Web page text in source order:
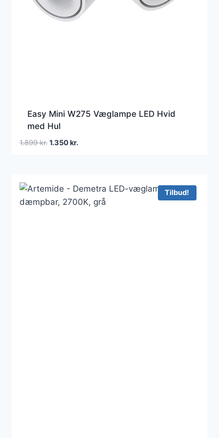
Easy Mini W275 Væglampe LED Hvid
med Hul
1.899kr. Den
1.899 kr..
1.350 kr.Den
1.350 kr..
Tilbud!